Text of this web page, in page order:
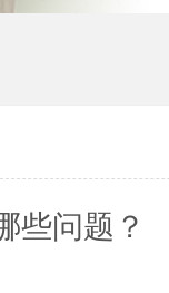
些问题？